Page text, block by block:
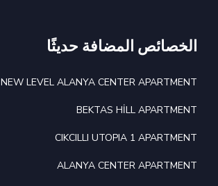
الخصائص المضافة حديثًا
NEW LEVEL ALANYA CENTER APARTMENT
BEKTAS HİLL APARTMENT
CIKCILLI UTOPIA 1 APARTMENT
ALANYA CENTER APARTMENT